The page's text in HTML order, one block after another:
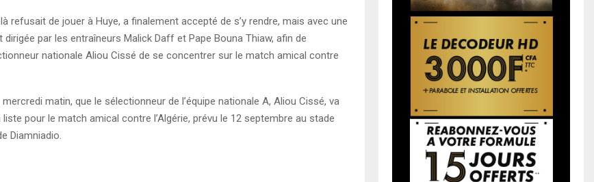
refusait de jouer à Huye, a finalement accepté de s’y rendre, mais avec une
dirigée par les entraîneurs Malick Daff et Pape Bouna Thiaw, afin de
nationale Aliou Cissé de se concentrer sur le match amical contre
matin, que le sélectionneur de l’équipe nationale A, Aliou Cissé, va
liste pour le match amical contre l’Algérie, prévu le 12 septembre au stade
Diamniadio.